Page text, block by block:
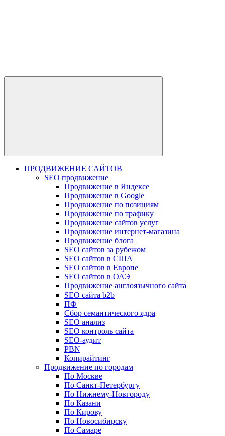
ПРОДВИЖЕНИЕ САЙТОВ
SEO продвижение
Продвижение в Яндексе
Продвижение в Google
Продвижение по позициям
Продвижение по трафику
Продвижение сайтов услуг
Продвижение интернет-магазина
Продвижение блога
SEO сайтов за рубежом
SEO сайтов в США
SEO сайтов в Европе
SEO сайтов в ОАЭ
Продвижение англоязычного сайта
SEO сайта b2b
ПФ
Сбор семантического ядра
SEO анализ
SEO контроль сайта
SEO-аудит
PBN
Копирайтинг
Продвижение по городам
По Москве
По Санкт-Петербургу
По Нижнему-Новгороду
По Казани
По Кирову
По Новосибирску
По Самаре